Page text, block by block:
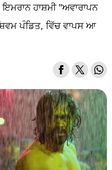
ਹਾਸ਼ਮੀ "ਅਵਾਰਾਪਨ
ਪੰਡਿਤ, ਵਿੱਚ ਵਾਪਸ ਆ